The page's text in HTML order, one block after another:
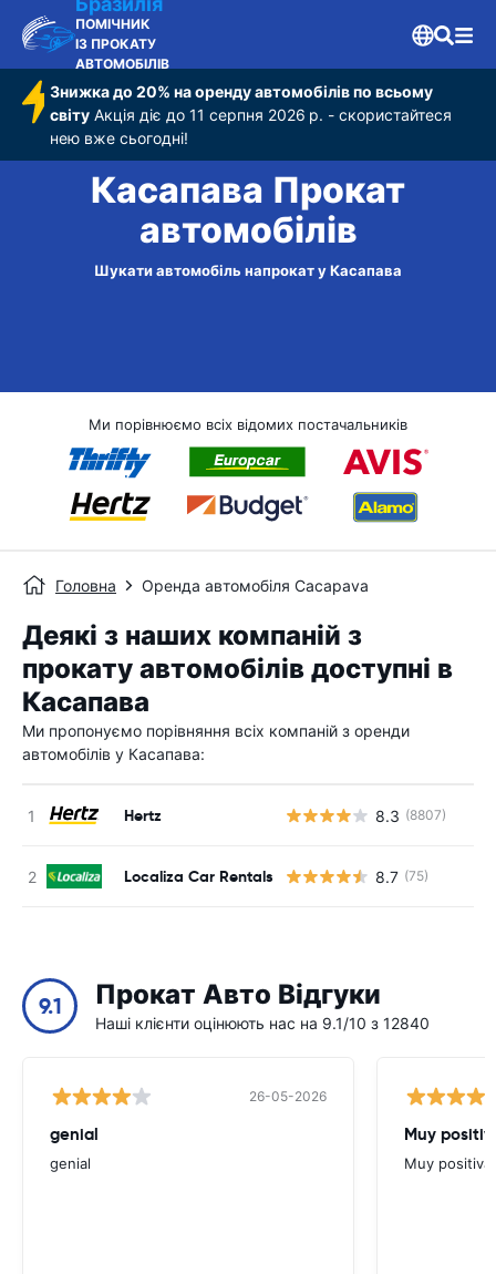
ПОМІЧНИК
ІЗ ПРОКАТУ
АВТОМОБІЛІВ
Знижка до 20% на оренду автомобілів по всьому
світу Акція діє до 11 серпня 2026 р. - скористайтеся
нею вже сьогодні!
Касапава Прокат
автомобілів
Шукати автомобіль напрокат у Касапава
Ми порівнюємо всіх відомих постачальників
Головна Оренда автомобіля Cacapava
Деякі з наших компаній з
прокату автомобілів доступні в
Касапава
Ми пропонуємо порівняння всіх компаній з оренди
автомобілів у Касапава:
Hertz 8.3 (8807)
Localiza Car Rentals 8.7 (75)
9.1 Прокат Авто Відгуки
Наші клієнти оцінюють нас на 9.1/10 з 12840
26-05-2026
genial
genial
Muy
Muy positiva